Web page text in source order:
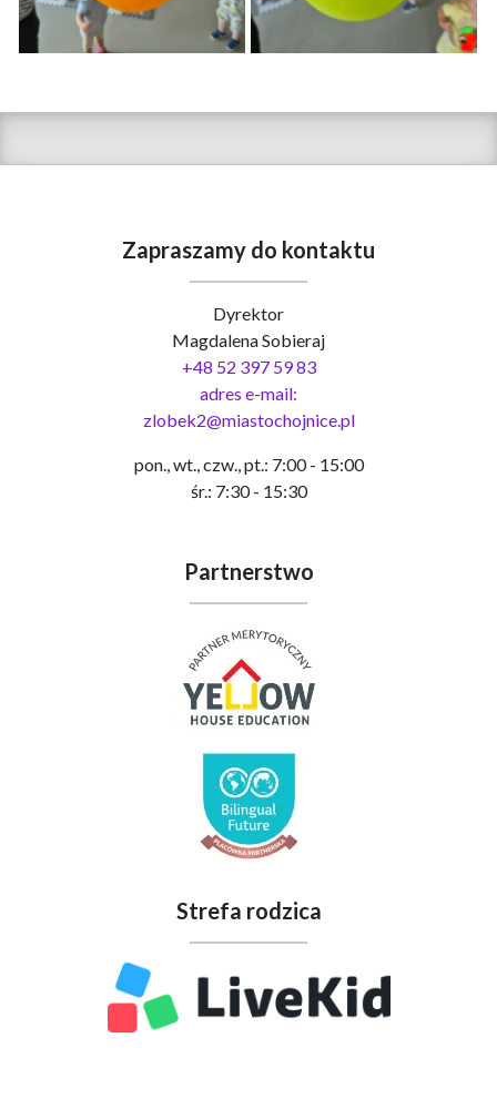
Zapraszamy do kontaktu
Dyrektor
Magdalena Sobieraj
+48 52 397 59 83
adres e-mail:
zlobek2@miastochojnice.pl
pon., wt., czw., pt.: 7:00 - 15:00
śr.: 7:30 - 15:30
Partnerstwo
Strefa rodzica